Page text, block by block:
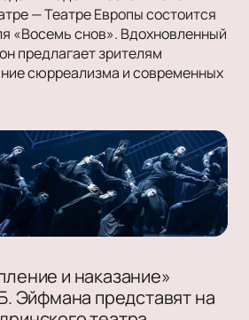
— Театре Европы состоится
«Восемь снов». Вдохновленный
предлагает зрителям
сюрреализма и современных
и наказание»
Эйфмана представят на